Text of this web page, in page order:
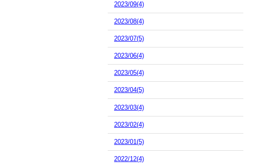
2023/09(4)
2023/08(4)
2023/07(5)
2023/06(4)
2023/05(4)
2023/04(5)
2023/03(4)
2023/02(4)
2023/01(5)
2022/12(4)